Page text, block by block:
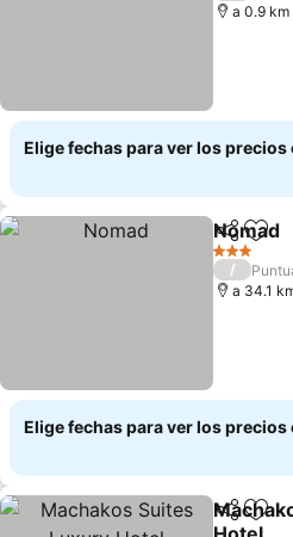
a 0.9
Elige fechas para ver los precios
Compartir
Nomad
3 Estrellas
/
a 34.1
Elige fechas para ver los precios